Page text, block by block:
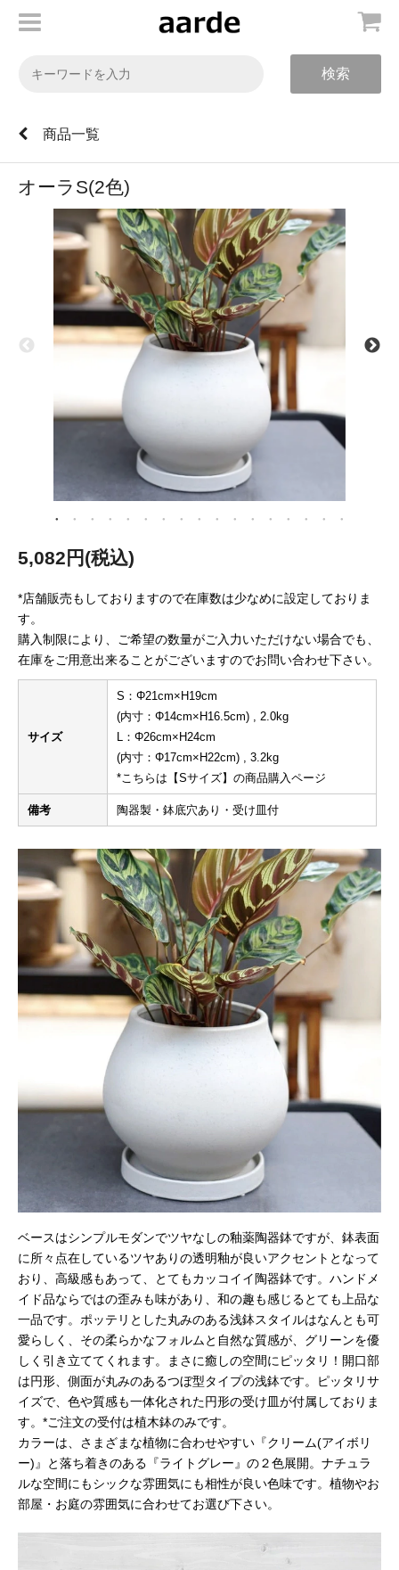
検索
商品一覧
オーラS(2色)
5,082円(税込)
*店舗販売もしておりますので在庫数は少なめに設定しておりま
す。
購入制限により、ご希望の数量がご入力いただけない場合でも、
在庫をご用意出来ることがございますのでお問い合わせ下さい。
サイズ
S：Φ21cm×H19cm
(内寸：Φ14cm×H16.5cm) , 2.0kg
L：Φ26cm×H24cm
(内寸：Φ17cm×H22cm) , 3.2kg
*こちらは【Sサイズ】の商品購入ページ
備考 陶器製・鉢底穴あり・受け皿付
ベースはシンプルモダンでツヤなしの釉薬陶器鉢ですが、鉢表面
に所々点在しているツヤありの透明釉が良いアクセントとなって
おり、高級感もあって、とてもカッコイイ陶器鉢です。ハンドメ
イド品ならではの歪みも味があり、和の趣も感じるとても上品な
一品です。ポッテリとした丸みのある浅鉢スタイルはなんとも可
愛らしく、その柔らかなフォルムと自然な質感が、グリーンを優
しく引き立ててくれます。まさに癒しの空間にピッタリ！開口部
は円形、側面が丸みのあるつぼ型タイプの浅鉢です。ピッタリサ
イズで、色や質感も一体化された円形の受け皿が付属しておりま
す。*ご注文の受付は植木鉢のみです。
カラーは、さまざまな植物に合わせやすい『クリーム(アイボリ
ー)』と落ち着きのある『ライトグレー』の２色展開。ナチュラ
ルな空間にもシックな雰囲気にも相性が良い色味です。植物やお
部屋・お庭の雰囲気に合わせてお選び下さい。